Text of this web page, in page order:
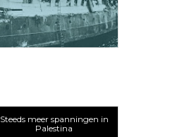
Steeds meer spanningen in
Palestina